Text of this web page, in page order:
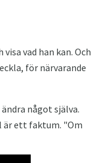
vad han kan. Och
för närvarande
något själva.
är ett faktum. "Om